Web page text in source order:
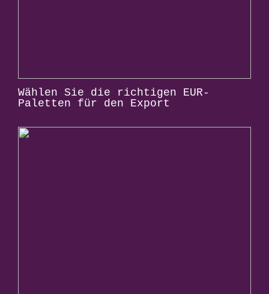
Wählen Sie die richtigen EUR-
Paletten für den Export